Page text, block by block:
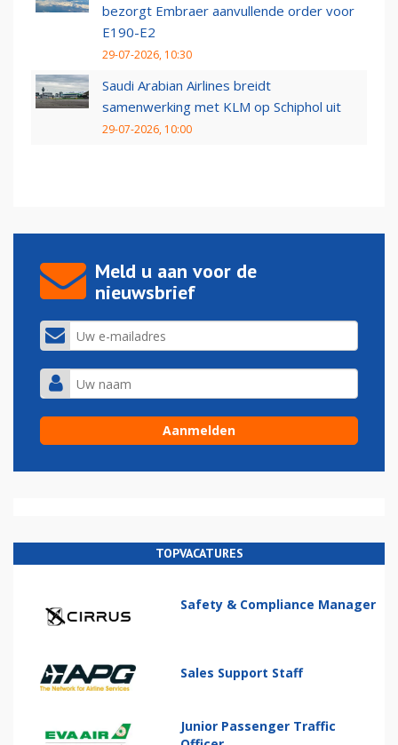
bezorgt Embraer aanvullende order voor
E190-E2
29-07-2026, 10:30
Saudi Arabian Airlines breidt
samenwerking met KLM op Schiphol uit
29-07-2026, 10:00
Meld u aan voor de
nieuwsbrief
TOPVACATURES
Safety & Compliance Manager
Sales Support Staff
Junior Passenger Traffic